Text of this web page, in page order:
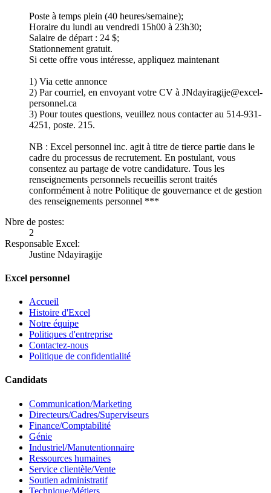
Poste à temps plein (40 heures/semaine);
Horaire du lundi au vendredi 15h00 à 23h30;
Salaire de départ : 24 $;
Stationnement gratuit.
Si cette offre vous intéresse, appliquez maintenant
1) Via cette annonce
2) Par courriel, en envoyant votre CV à JNdayiragije@excel-
personnel.ca
3) Pour toutes questions, veuillez nous contacter au 514-931-
4251, poste. 215.
NB : Excel personnel inc. agit à titre de tierce partie dans le
cadre du processus de recrutement. En postulant, vous
consentez au partage de votre candidature. Tous les
renseignements personnels recueillis seront traités
conformément à notre Politique de gouvernance et de gestion
des renseignements personnel ***
Nbre de postes:
2
Responsable Excel:
Justine Ndayiragije
Excel personnel
Accueil
Histoire d'Excel
Notre équipe
Politiques d'entreprise
Contactez-nous
Politique de confidentialité
Candidats
Communication/Marketing
Directeurs/Cadres/Superviseurs
Finance/Comptabilité
Génie
Industriel/Manutentionnaire
Ressources humaines
Service clientèle/Vente
Soutien administratif
Technique/Métiers